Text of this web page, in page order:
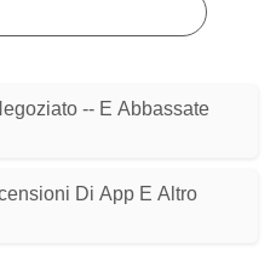
-- E Abbassate
Di App E Altro